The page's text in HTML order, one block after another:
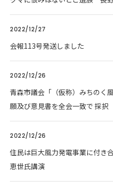
2022/12/27
会報113号発送しました
2022/12/26
青森市議会「（仮称）みちのく
願及び意見書を全会一致で 採択
2022/12/26
住民は巨大風力発電事業に付
恵世氏講演